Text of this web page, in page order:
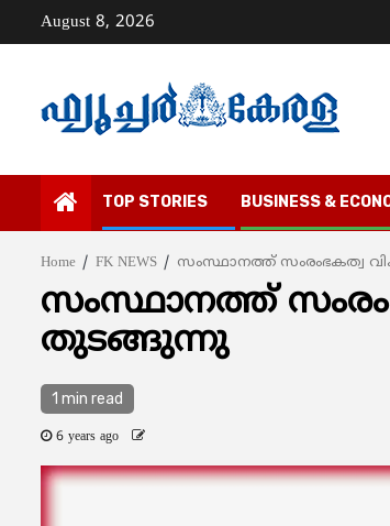
August 8, 2026
TOP STORIES BUSINESS &
Home FK NEWS സംസ്ഥാനത്ത് സംരംഭകത്വ
സംസ്ഥാനത്ത്
തുടങ്ങുന്നു
1 min read
6 years ago